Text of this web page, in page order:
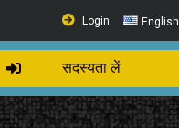
Login English
सदस्यता लें